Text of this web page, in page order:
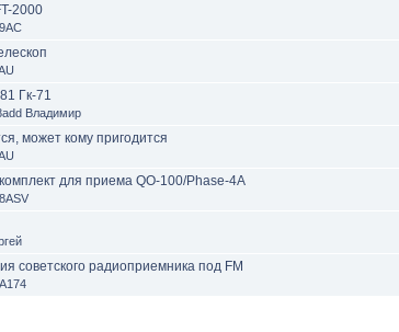
2000
Гк-71
Владимир
может кому пригодится
для приема QO-100/Phase-4A
советского радиоприемника под FM